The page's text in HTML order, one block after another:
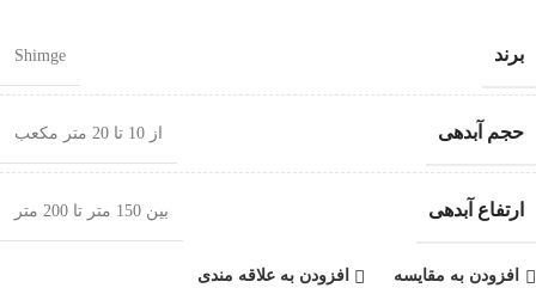
برند Shimge
حجم آبدهی از 10 تا 20 متر مکعب
ارتفاع آبدهی بین 150 متر تا 200 متر
افزودن به مقایسه افزودن به علاقه مندی